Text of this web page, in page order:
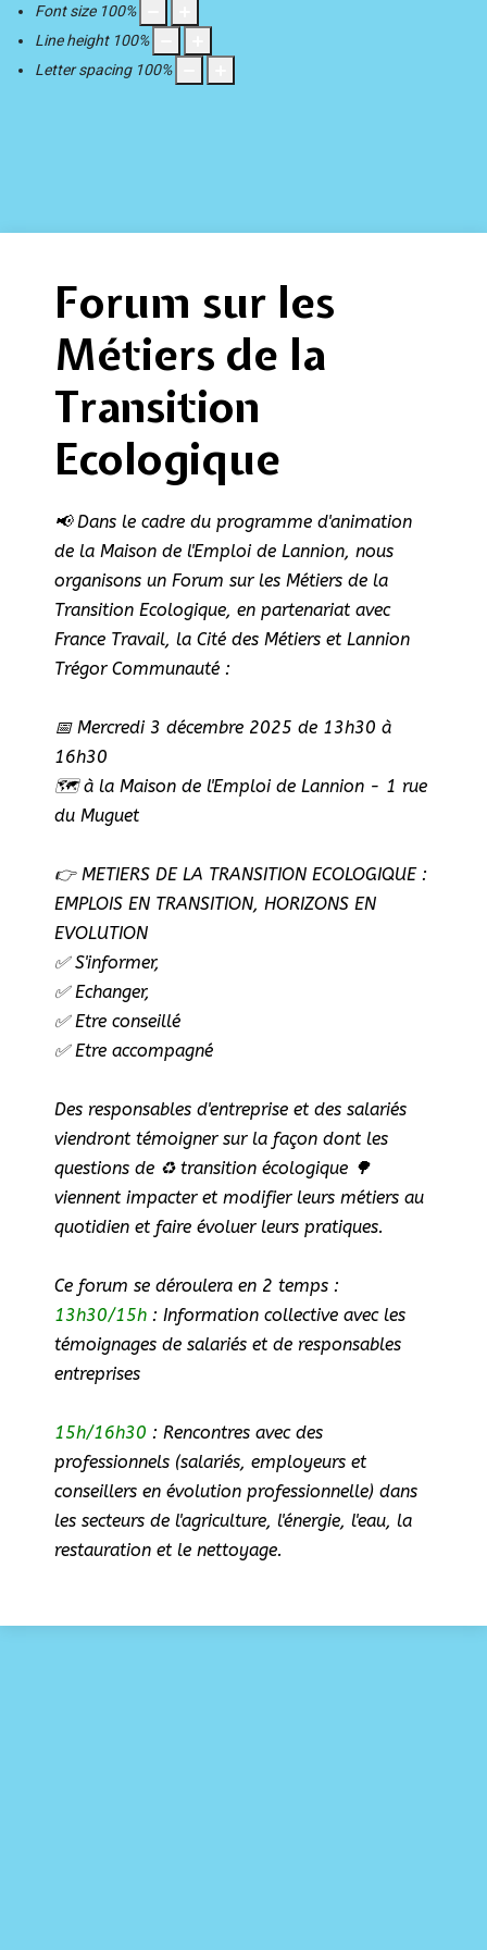
Font size 100%
Line height 100%
Letter spacing 100%
Forum sur les
Métiers de la
Transition
Ecologique
📢 Dans le cadre du programme d'animation
de la Maison de l'Emploi de Lannion, nous
organisons un Forum sur les Métiers de la
Transition Ecologique, en partenariat avec
France Travail, la Cité des Métiers et Lannion
Trégor Communauté :
📅 Mercredi​ 3 décembre 2025 de 13h30 à
16h30
🗺️ à la Maison de l'Emploi de Lannion - 1 rue
du Muguet
👉 METIERS DE LA TRANSITION ECOLOGIQUE :
EMPLOIS EN TRANSITION, HORIZONS EN
EVOLUTION
✅ S'informer,
✅ Echanger,
✅ Etre conseillé
✅ Etre accompagné
Des responsables d'entreprise et des salariés
viendront témoigner sur la façon dont les
questions de ♻️ transition écologique 🌳
viennent impacter et modifier leurs métiers au
quotidien et faire évoluer leurs pratiques.
Ce forum se déroulera en 2 temps :
13h30/15h : Information collective avec les
témoignages de salariés et de responsables
entreprises
15h/16h30 : Rencontres avec des
professionnels (salariés, employeurs et
conseillers en évolution professionnelle) dans
les secteurs de l'agriculture, l'énergie, l'eau, la
restauration et le nettoyage.